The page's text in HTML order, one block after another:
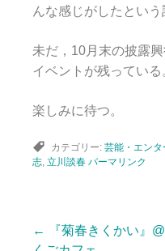
んな感じがしたという
未だ，10月末の披露
イベントが残っている
楽しみに待つ。
カテゴリー: 芸能・エンタ
志, 立川談春 パーマリンク
←
『菊春きくかい』